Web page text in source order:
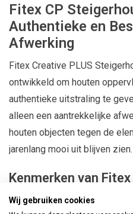
Fitex CP
Authentieke en
Afwerking
Fitex Creative PLUS
ontwikkeld om houten
authentieke uitstraling te
alleen een aantrekkelijke
houten objecten tegen de
jarenlang mooi uit blijven zien.
Kenmerken van
Stoere en Authentieke
Wij gebruiken cookies